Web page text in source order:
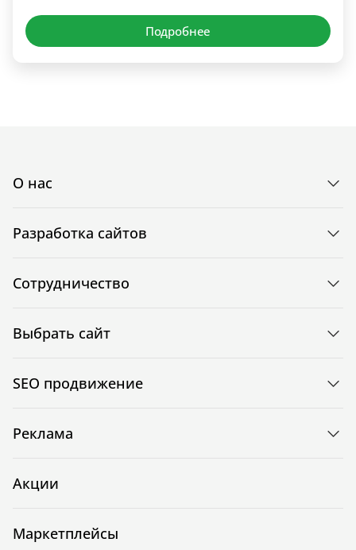
Подробнее
О нас
Разработка сайтов
Сотрудничество
Выбрать сайт
SEO продвижение
Реклама
Акции
Маркетплейсы